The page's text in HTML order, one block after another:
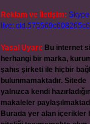
Reklam ve İletişim:
Yasal Uyarı: Bu internet
herhangi bir marka,
şahıs şirketi ile hiçbir
bulunmamaktadır. Sitede
yalnızca kendi
makaleler
Burada yer alan içerikler